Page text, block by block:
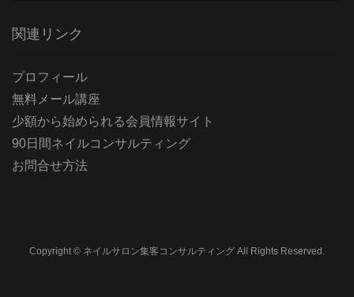
関連リンク
プロフィール
無料メール講座
少額から始められる会員情報サイト
90日間ネイルコンサルティング
お問合せ方法
Copyright © ネイルサロン集客コンサルティング All Rights Reserved.